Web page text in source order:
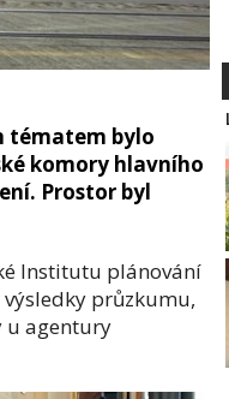
tématem bylo
komory hlavního
Prostor byl
Institutu plánování
průzkumu,
u agentury